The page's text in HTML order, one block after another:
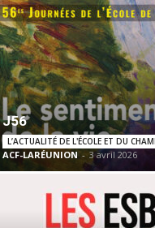
J56
L’ACTUALITÉ DE L'ÉCOLE ET DU
ACF-LARÉUNION - 3 avril 2026